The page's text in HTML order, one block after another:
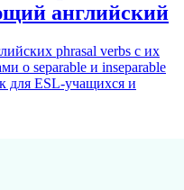
английский
phrasal verbs с их
о separable и inseparable
для ESL-учащихся и